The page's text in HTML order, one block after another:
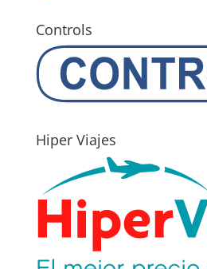
Controls
Hiper Viajes